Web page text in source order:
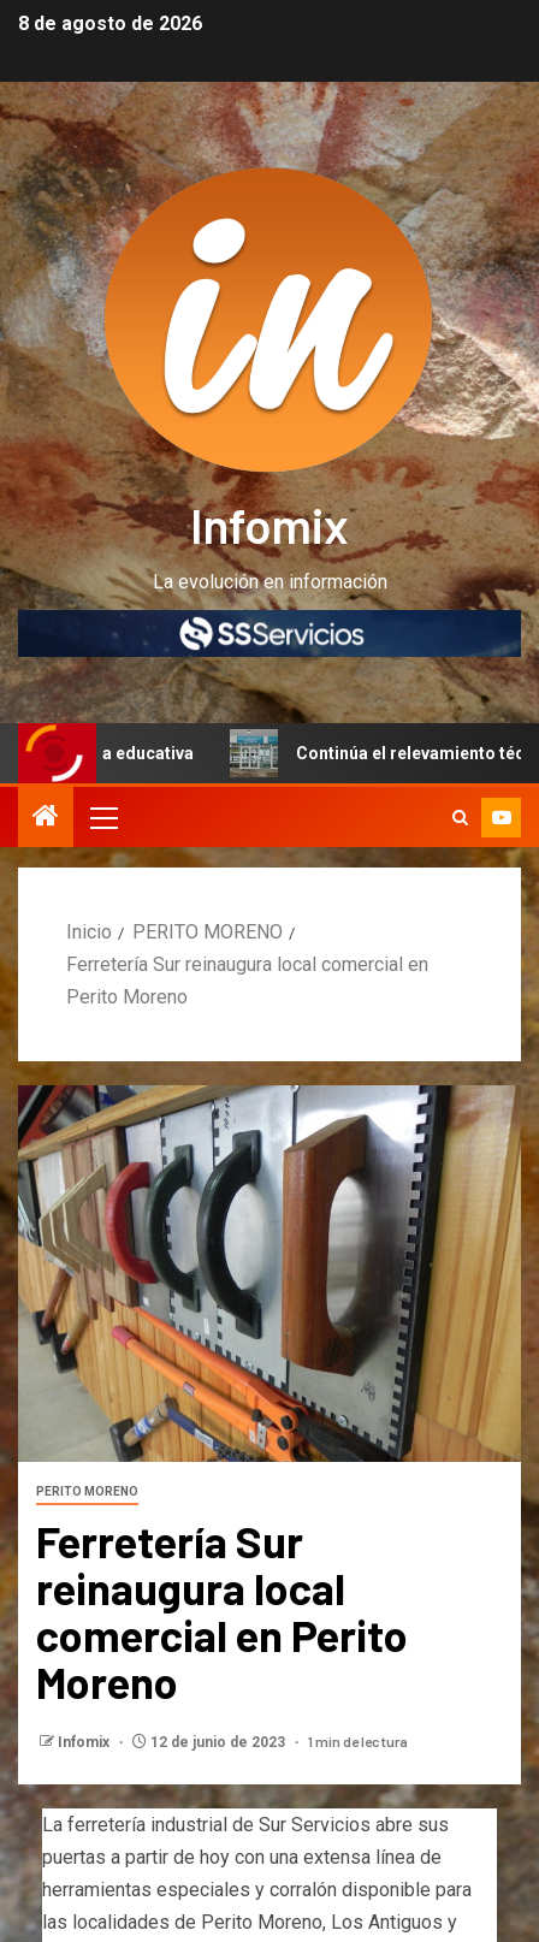
8 de agosto de 2026
Infomix
La evolución en información
Continúa el relevamiento técnico en Perito
Inicio
PERITO MORENO
Ferretería Sur reinaugura local comercial en
Perito Moreno
PERITO MORENO
Ferretería Sur
reinaugura local
comercial en Perito
Moreno
Infomix 12 de junio de 2023 1 min de lectura
La ferretería industrial de Sur Servicios abre sus
puertas a partir de hoy con una extensa línea de
herramientas especiales y corralón disponible para
las localidades de Perito Moreno, Los Antiguos y